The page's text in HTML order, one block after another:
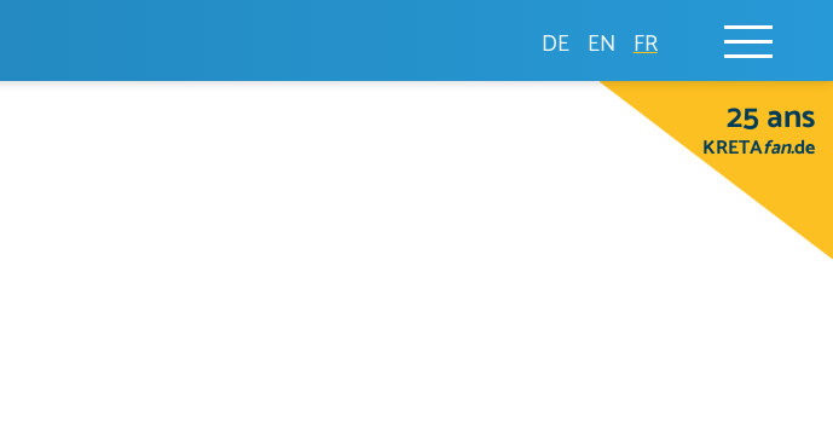
DE EN FR
25 ans
KRETAfan.de